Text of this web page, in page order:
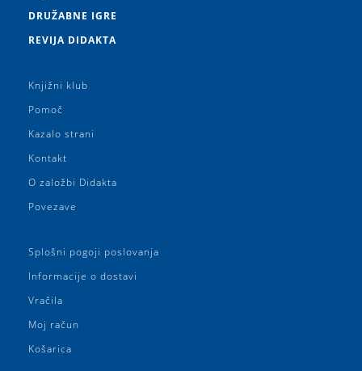
DRUŽABNE IGRE
REVIJA DIDAKTA
Knjižni klub
Pomoč
Kazalo strani
Kontakt
O založbi Didakta
Povezave
Splošni pogoji poslovanja
Informacije o dostavi
Vračila
Moj račun
Košarica